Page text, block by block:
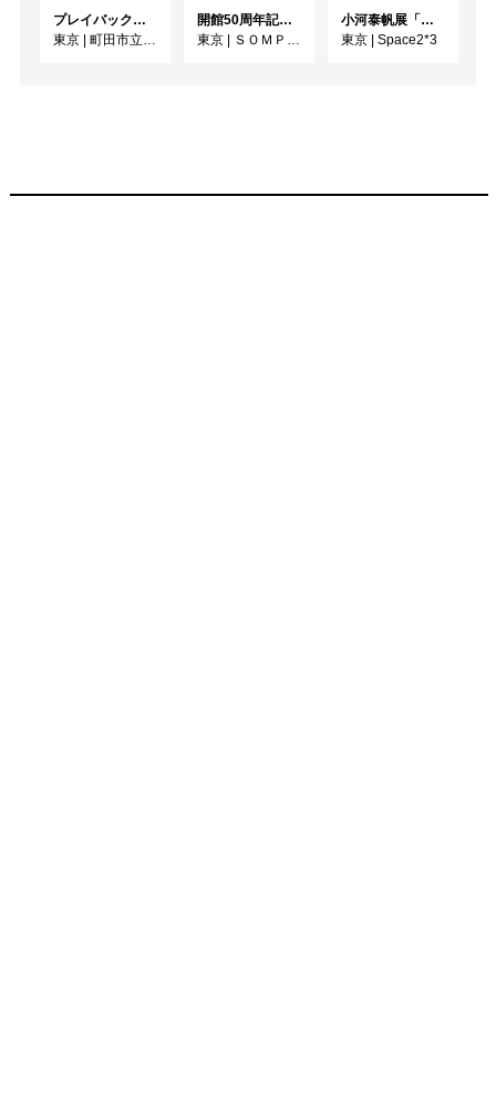
プレイバック！ミレニアム1991→2001 版画が／版画で越えた境界
東京
町田市立国際版画美術館
開館50周年記念 山口華楊展
東京
ＳＯＭＰＯ美術館
小河泰帆展「みなもにて」
東京
Space2*3